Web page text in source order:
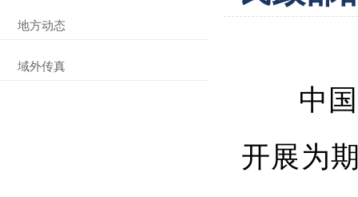
地方动态
域外传真
中
开展为